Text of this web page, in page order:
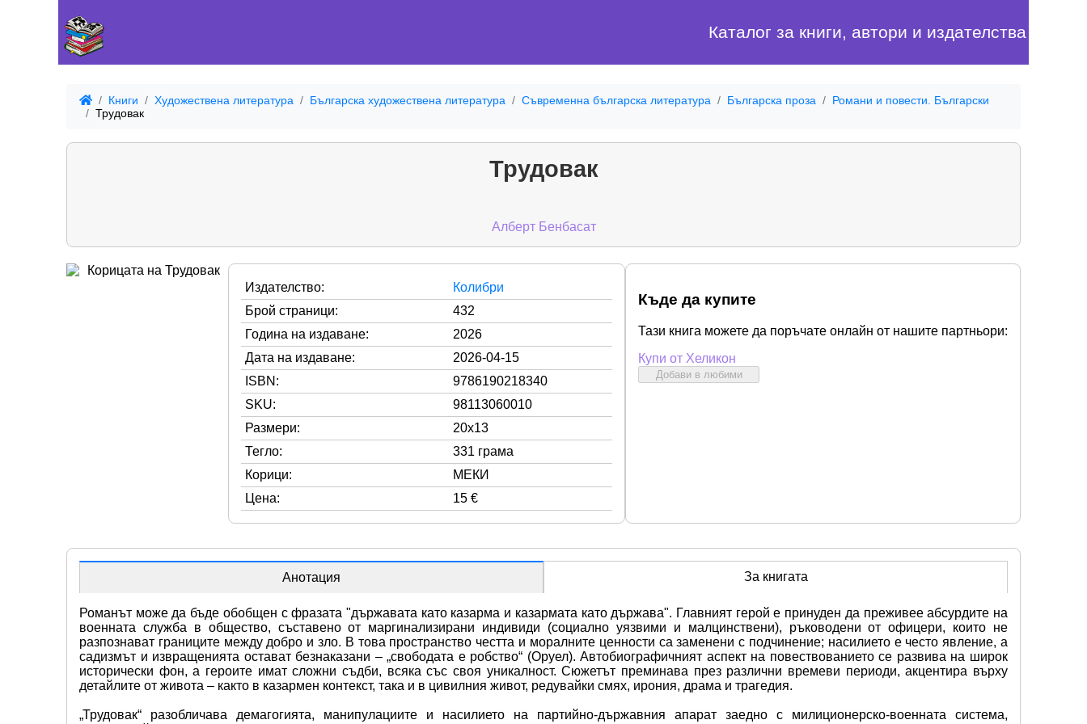
Каталог за книги, автори и издателства
Книги Художествена литература Българска художествена литература Съвременна българска литература Българска проза
Романи и повести. Български
Трудовак
Трудовак
Алберт Бенбасат
Издателство:
Колибри
Брой страници:
432
Година на издаване:
2026
Дата на издаване:
2026-04-15
ISBN:
9786190218340
SKU:
98113060010
Размери:
20x13
Тегло:
331 грама
Корици:
МЕКИ
Цена:
15 €
Къде да купите
Тази книга можете да поръчате онлайн от нашите партньори:
Купи от Хеликон
Добави в любими
Анотация За книгата
Романът може да бъде обобщен с фразата "държавата като казарма и казармата като държава". Главният герой е принуден да преживее абсурдите на
военната служба в общество, съставено от маргинализирани индивиди (социално уязвими и малцинствени), ръководени от офицери, които не
разпознават границите между добро и зло. В това пространство честта и моралните ценности са заменени с подчинение; насилието е често явление, а
садизмът и извращенията остават безнаказани – „свободата е робство“ (Оруел). Автобиографичният аспект на повествованието се развива на широк
исторически фон, а героите имат сложни съдби, всяка със своя уникалност. Сюжетът преминава през различни времеви периоди, акцентира върху
детайлите от живота – както в казармен контекст, така и в цивилния живот, редувайки смях, ирония, драма и трагедия.
„Трудовак“ разобличава демагогията, манипулациите и насилието на партийно-държавния апарат заедно с милиционерско-военната система,